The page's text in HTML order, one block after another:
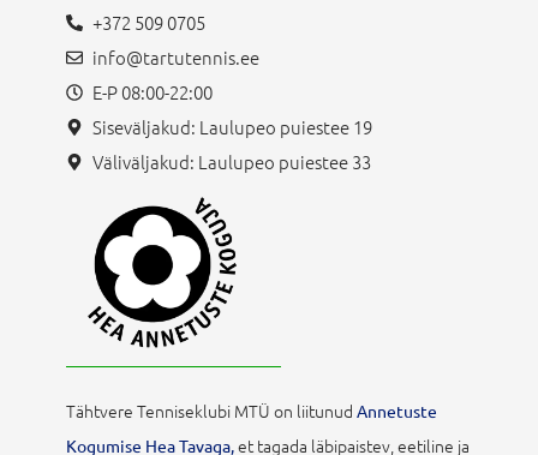
+372 509 0705
info@tartutennis.ee
E-P 08:00-22:00
Siseväljakud: Laulupeo puiestee 19
Väliväljakud: Laulupeo puiestee 33
Tähtvere Tenniseklubi MTÜ on liitunud Annetuste
Kogumise Hea Tavaga,et tagada läbipaistev, eetiline ja